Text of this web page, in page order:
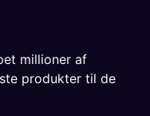
millioner af
produkter til de